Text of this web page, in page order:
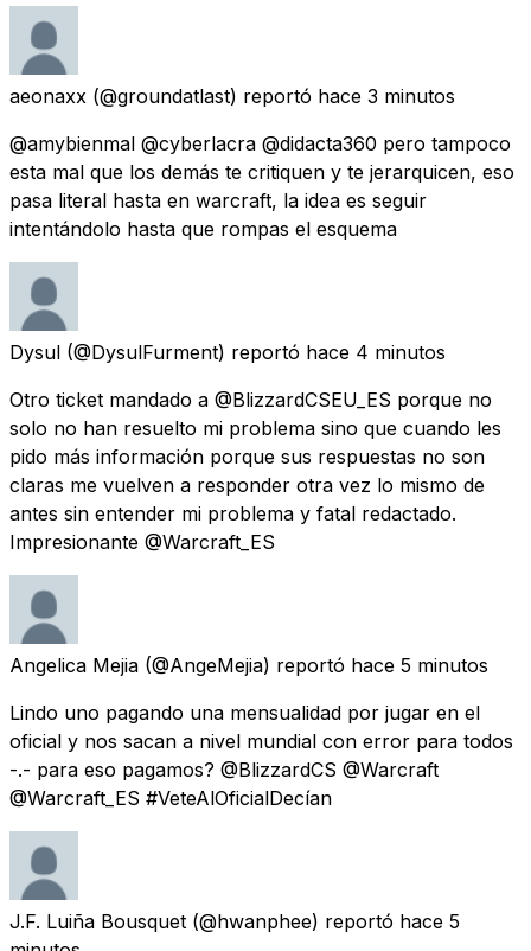
aeonaxx (@groundatlast) reportó hace 3 minutos
@amybienmal @cyberlacra @didacta360 pero tampoco
esta mal que los demás te critiquen y te jerarquicen, eso
pasa literal hasta en warcraft, la idea es seguir
intentándolo hasta que rompas el esquema
Dysul (@DysulFurment) reportó hace 4 minutos
Otro ticket mandado a @BlizzardCSEU_ES porque no
solo no han resuelto mi problema sino que cuando les
pido más información porque sus respuestas no son
claras me vuelven a responder otra vez lo mismo de
antes sin entender mi problema y fatal redactado.
Impresionante @Warcraft_ES
Angelica Mejia (@AngeMejia) reportó hace 5 minutos
Lindo uno pagando una mensualidad por jugar en el
oficial y nos sacan a nivel mundial con error para todos
-.- para eso pagamos? @BlizzardCS @Warcraft
@Warcraft_ES #VeteAlOficialDecían
J.F. Luiña Bousquet (@hwanphee) reportó hace 5